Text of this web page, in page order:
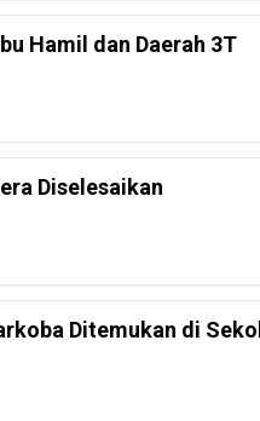
Hamil dan Daerah 3T
Diselesaikan
Ditemukan di